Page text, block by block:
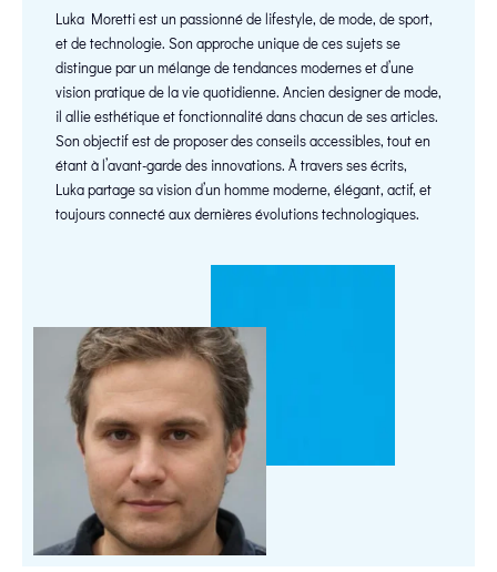
Luka Moretti est un passionné de lifestyle, de mode, de sport,
et de technologie. Son approche unique de ces sujets se
distingue par un mélange de tendances modernes et d’une
vision pratique de la vie quotidienne. Ancien designer de mode,
il allie esthétique et fonctionnalité dans chacun de ses articles.
Son objectif est de proposer des conseils accessibles, tout en
étant à l’avant-garde des innovations. À travers ses écrits,
Luka partage sa vision d’un homme moderne, élégant, actif, et
toujours connecté aux dernières évolutions technologiques.